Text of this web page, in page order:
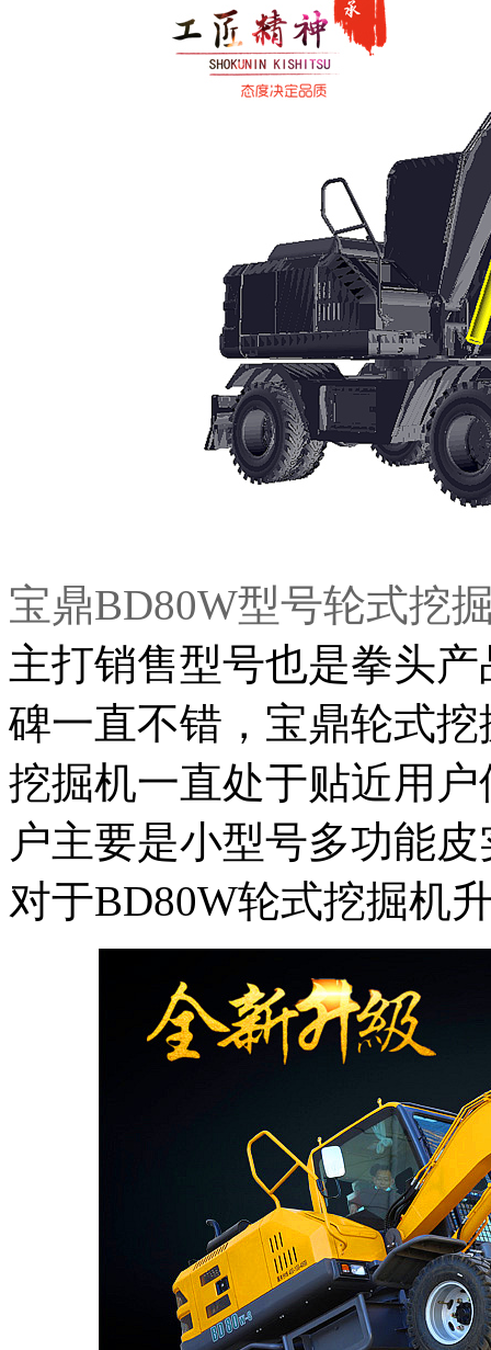
宝鼎BD80W型号轮式挖
主打销售型号也是拳头
碑一直不错，宝鼎轮式
挖掘机一直处于贴近用
户主要是小型号多功能
对于BD80W轮式挖掘机